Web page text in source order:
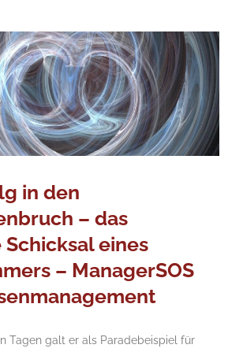
in den
– das
eines
– ManagerSOS
Tagen galt er als Paradebeispiel für